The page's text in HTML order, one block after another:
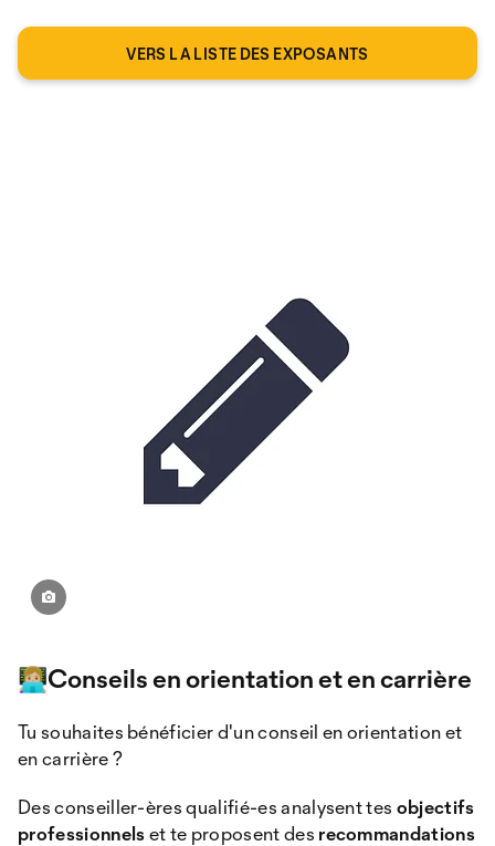
VERS LA LISTE DES EXPOSANTS
👩🏼‍💻Conseils en orientation et en carrière
Tu souhaites bénéficier d'un conseil en orientation et
en carrière ?
Des conseiller-ères qualifié-es analysent tes objectifs
professionnelset te proposent des recommandations